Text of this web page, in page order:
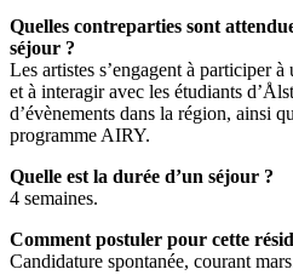
Quelles contreparties sont
séjour ?
Les artistes s’engagent à participer
et à interagir avec les étudiants
d’évènements dans la région, ainsi
programme AIRY.
Quelle est la durée d’un séjour ?
4 semaines.
Comment postuler pour cette
Candidature spontanée, courant